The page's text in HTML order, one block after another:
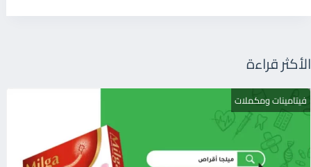
الأكثر قراءة
فيتامينات ومكملات